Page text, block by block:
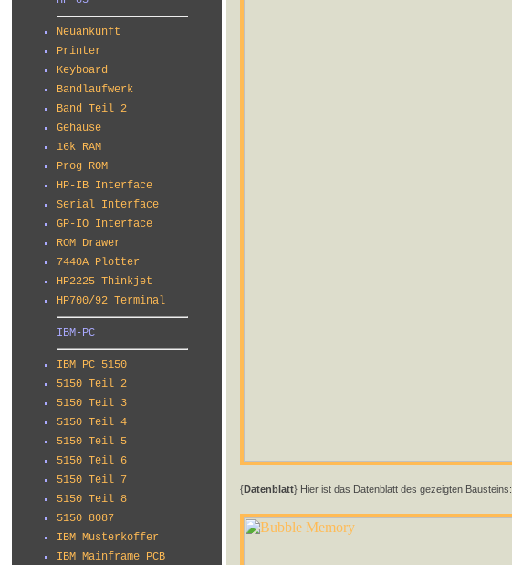
Neuankunft
Printer
Keyboard
Bandlaufwerk
Band Teil 2
Gehäuse
16k RAM
Prog ROM
HP-IB Interface
Serial Interface
GP-IO Interface
ROM Drawer
7440A Plotter
HP2225 Thinkjet
HP700/92 Terminal
IBM-PC
IBM PC 5150
5150 Teil 2
5150 Teil 3
5150 Teil 4
5150 Teil 5
5150 Teil 6
5150 Teil 7
5150 Teil 8
5150 8087
IBM Musterkoffer
IBM Mainframe PCB
{Datenblatt} Hier ist das Datenblatt des gezeigten Bausteins: